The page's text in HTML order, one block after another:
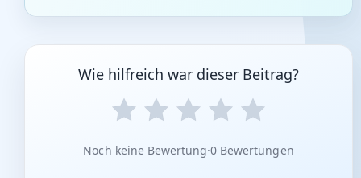
Wie hilfreich war dieser Beitrag?
Noch keine Bewertung·0 Bewertungen